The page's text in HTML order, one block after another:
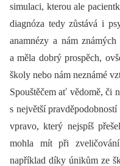
simulaci, kterou ale
diagnóza tedy zůstává i
anamnézy a nám
a měla dobrý prospěch,
školy nebo nám neznámé
Spouštěčem ať vědomě, či
s největší
vpravo, který nejspíš
mohla mít při
například díky únikům ze